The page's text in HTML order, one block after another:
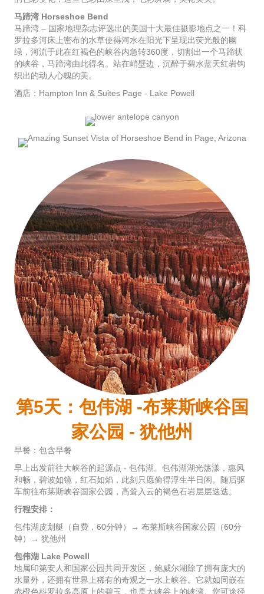
马蹄湾 Horseshoe Bend
马蹄湾 – 国家地理杂志评选出的美国十大最佳摄影地点之一！科
罗拉多河床上密布的水草使得河水在阳光下呈现出荧光般的幽
绿，河流于此在红褐色的峡谷内急转360度，切割出一个马蹄状
的峡谷，马蹄湾由此得名。站在峭壁边，沉醉于碧水蓝天红岩钩
织出的动人心魄的美。
酒店：Hampton Inn & Suites Page - Lake Powell
第5天：包伟湖 -布莱斯峡谷国
家公园 - 犹他州
早餐：包含早餐
早上出发前往大峡谷的起源点 - 包伟湖。包伟湖湖光荡漾，惠风
和畅，碧波如镜，红石如焰，此刻只愿偷得浮生半日闲。随后驱
车前往布莱斯峡谷国家公园，高耸入云的褐色石岩层层迭迭。
行程安排：
包伟湖皮划艇（自费，60分钟）→ 布莱斯峡谷国家公园（60分
钟）→ 犹他州
包伟湖 Lake Powell
地属印第安人和国家公园共同开发区，鲍威尔湖除了拥有庞大的
水量外，还拥有世界上稀有的奇观之一水上峡谷。它就如同嵌在
赤橙色科罗拉多高原上的碧玉，也是大峡谷上的峡湾。您可途径